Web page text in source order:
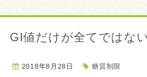
GI値だけが全てではな
2018年8月28日 糖質制限